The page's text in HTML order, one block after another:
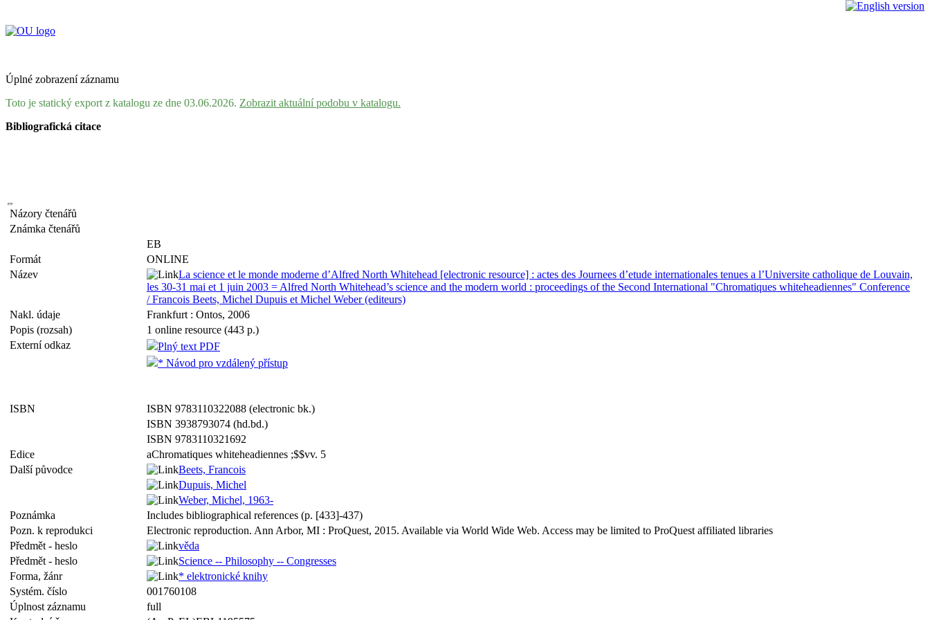
Úplné zobrazení záznamu
Toto je statický export z katalogu ze dne 03.06.2026. Zobrazit aktuální podobu v katalogu.
Bibliografická citace
Názory čtenářů
Známka čtenářů
EB
Formát
ONLINE
Název
La science et le monde moderne d’Alfred North Whitehead [electronic resource] : actes des Journees d’etude internationales tenues a l’Universite catholique de Louvain,
les 30-31 mai et 1 juin 2003 = Alfred North Whitehead’s science and the modern world : proceedings of the Second International "Chromatiques whiteheadiennes" Conference
/ Francois Beets, Michel Dupuis et Michel Weber (editeurs)
Nakl. údaje
Frankfurt : Ontos, 2006
Popis (rozsah)
1 online resource (443 p.)
Externí odkaz
Plný text PDF
* Návod pro vzdálený přístup
ISBN
ISBN 9783110322088 (electronic bk.)
ISBN 3938793074 (hd.bd.)
ISBN 9783110321692
Edice
aChromatiques whiteheadiennes ;$$vv. 5
Další původce
Beets, Francois
Dupuis, Michel
Weber, Michel, 1963-
Poznámka
Includes bibliographical references (p. [433]-437)
Pozn. k reprodukci
Electronic reproduction. Ann Arbor, MI : ProQuest, 2015. Available via World Wide Web. Access may be limited to ProQuest affiliated libraries
Předmět - heslo
věda
Předmět - heslo
Science -- Philosophy -- Congresses
Forma, žánr
* elektronické knihy
Systém. číslo
001760108
Úplnost záznamu
full